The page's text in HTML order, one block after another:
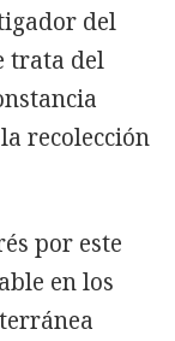
del
trata del
recolección
por este
en los